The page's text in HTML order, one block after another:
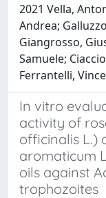
2021 Vella,
Andrea;
Giangrosso,
Samuele;
Ferrantelli,
In vitro
activity of
officinalis L.)
aromaticum
oils against
trophozoites